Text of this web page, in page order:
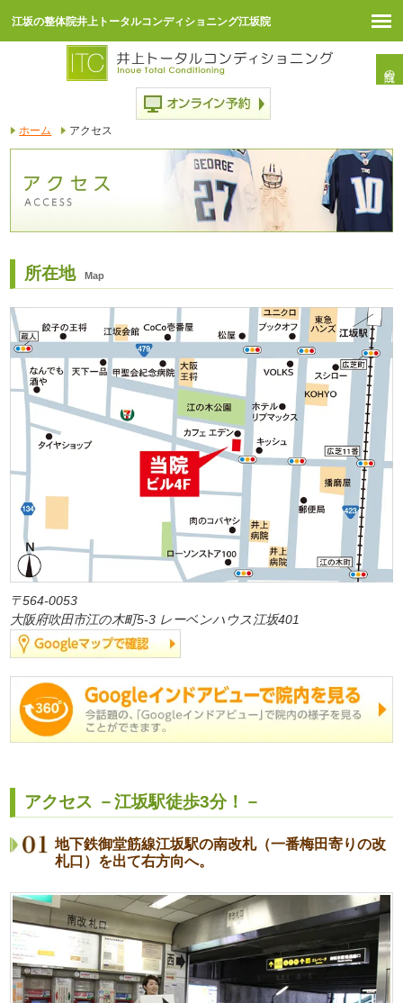
江坂の整体院井上トータルコンディショニング江坂院
当院の感染症対策
ホーム アクセス
所在地 Map
〒564-0053
大阪府吹田市江の木町5-3 レーベンハウス江坂401
アクセス －江坂駅徒歩3分！－
地下鉄御堂筋線江坂駅の南改札（一番梅田寄りの改
札口）を出て右方向へ。